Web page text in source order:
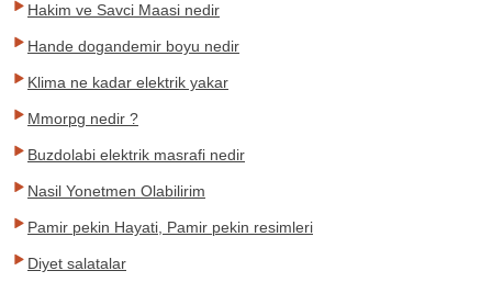
Hakim ve Savci Maasi nedir
Hande dogandemir boyu nedir
Klima ne kadar elektrik yakar
Mmorpg nedir ?
Buzdolabi elektrik masrafi nedir
Nasil Yonetmen Olabilirim
Pamir pekin Hayati, Pamir pekin resimleri
Diyet salatalar